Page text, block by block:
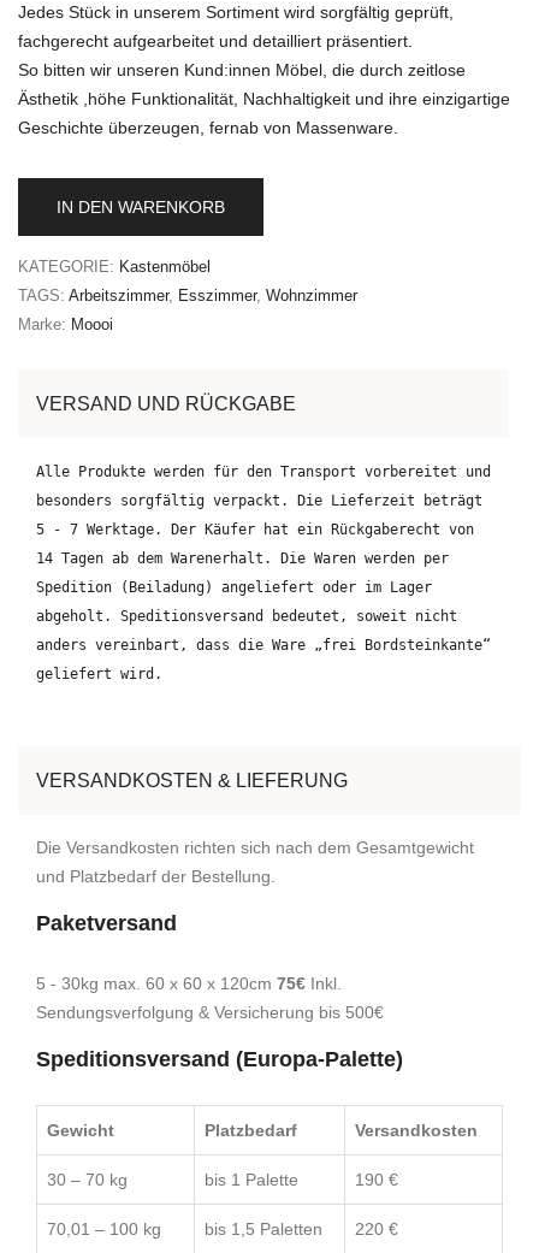
Jedes Stück in unserem Sortiment wird sorgfältig geprüft,
fachgerecht aufgearbeitet und detailliert präsentiert.
So bitten wir unseren Kund:innen Möbel, die durch zeitlose
Ästhetik ,höhe Funktionalität, Nachhaltigkeit und ihre einzigartige
Geschichte überzeugen, fernab von Massenware.
IN DEN WARENKORB
KATEGORIE: Kastenmöbel
TAGS: Arbeitszimmer, Esszimmer, Wohnzimmer
Marke: Moooi
VERSAND UND RÜCKGABE
Alle Produkte werden für den Transport vorbereitet und
besonders sorgfältig verpackt. Die Lieferzeit beträgt
5 - 7 Werktage. Der Käufer hat ein Rückgaberecht von
14 Tagen ab dem Warenerhalt. Die Waren werden per
Spedition (Beiladung) angeliefert oder im Lager
abgeholt. Speditionsversand bedeutet, soweit nicht
anders vereinbart, dass die Ware „frei Bordsteinkante“
geliefert wird.
VERSANDKOSTEN & LIEFERUNG
Die Versandkosten richten sich nach dem Gesamtgewicht
und Platzbedarf der Bestellung.
Paketversand
5 - 30kg max. 60 x 60 x 120cm 75€ Inkl.
Sendungsverfolgung & Versicherung bis 500€
Speditionsversand (Europa-Palette)
Gewicht Platzbedarf Versandkosten
30 – 70 kg bis 1 Palette 190 €
70,01 – 100 kg bis 1,5 Paletten 220 €